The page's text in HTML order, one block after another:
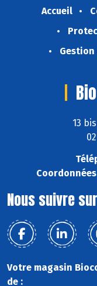
Accueil
Gestion
13
Coordonnées
Nous suivre sur
Votre magasin
de :